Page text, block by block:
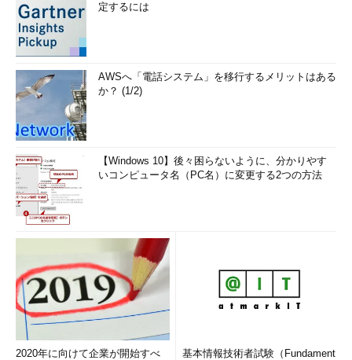
定するには
AWSへ「電話システム」を移行するメリットはある
か？ (1/2)
【Windows 10】後々困らないように、分かりやす
いコンピュータ名（PC名）に変更する2つの方法
2020年に向けて企業が開始すべ
基本情報技術者試験（Fundament